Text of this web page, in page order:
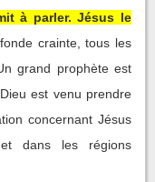
à parler. Jésus le
crainte, tous les
grand prophète est
est venu prendre
concernant Jésus
dans les régions